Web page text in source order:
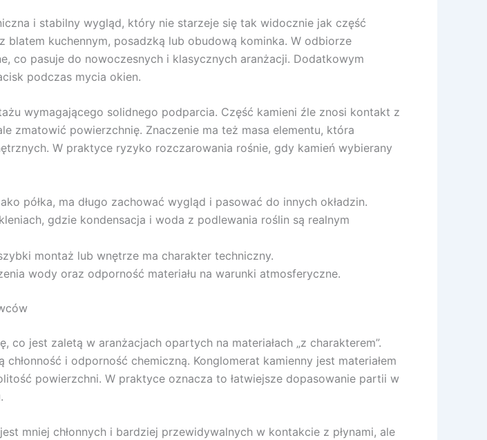
i stabilny wygląd, który nie starzeje się tak widocznie jak część
kuchennym, posadzką lub obudową kominka. W odbiorze
co pasuje do nowoczesnych i klasycznych aranżacji. Dodatkowym
podczas mycia okien.
wymagającego solidnego podparcia. Część kamieni źle znosi kontakt z
zmatowić powierzchnię. Znaczenie ma też masa elementu, która
W praktyce ryzyko rozczarowania rośnie, gdy kamień wybierany
półka, ma długo zachować wygląd i pasować do innych okładzin.
gdzie kondensacja i woda z podlewania roślin są realnym
montaż lub wnętrze ma charakter techniczny.
wody oraz odporność materiału na warunki atmosferyczne.
jest zaletą w aranżacjach opartych na materiałach „z charakterem”.
i odporność chemiczną. Konglomerat kamienny jest materiałem
powierzchni. W praktyce oznacza to łatwiejsze dopasowanie partii w
mniej chłonnych i bardziej przewidywalnych w kontakcie z płynami, ale